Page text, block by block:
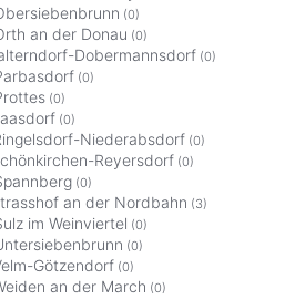
(0)
an der Donau (0)
Dobermannsdorf (0)
(0)
(0)
(0)
Niederabsdorf (0)
Reyersdorf (0)
(0)
an der Nordbahn (3)
im Weinviertel (0)
(0)
Götzendorf (0)
an der March (0)